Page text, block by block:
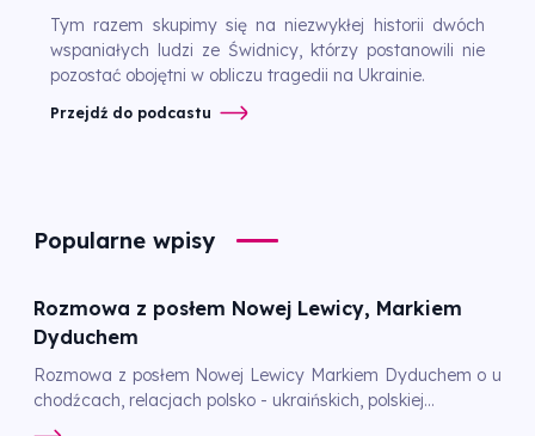
Tym razem skupimy się na niezwykłej historii dwóch
wspaniałych ludzi ze Świdnicy, którzy postanowili nie
pozostać obojętni w obliczu tragedii na Ukrainie.
Przejdź do podcastu
Popularne wpisy
Rozmowa z posłem Nowej Lewicy, Markiem
Dyduchem
Rozmowa z posłem Nowej Lewicy Markiem Dyduchem o u
chodźcach, relacjach polsko - ukraińskich, polskiej...